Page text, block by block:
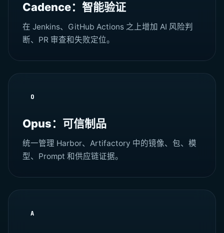
Cadence：智能验证
在 Jenkins、GitHub Actions 之上增加 AI 风险判
断、PR 审查和失败定位。
O
Opus：可信制品
统一管理 Harbor、Artifactory 中的镜像、包、模
型、Prompt 和供应链证据。
A